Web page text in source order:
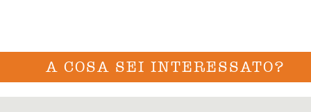
A COSA SEI INTERESSATO?